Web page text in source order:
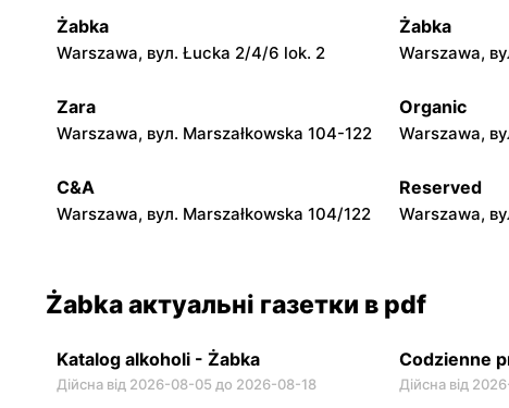
Żabka Żabka
Żabka Żabka
Żabka
Warszawa, вул. Łucka 2/4/6 lok. 2
Żabka
Warszawa,
Zara
Warszawa, вул. Marszałkowska 104-122
Organic
Warszawa,
C&A
Warszawa, вул. Marszałkowska 104/122
Reserved
Warszawa,
Żabka актуальні газетки в pdf
Katalog alkoholi - Żabka
Дійсна від 2026-08-05 до 2026-08-18
Codzienne
Дійсна від